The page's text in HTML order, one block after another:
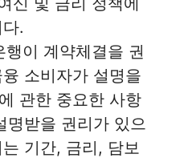
.
이 계약체결을 권
소비자가 설명을
관한 중요한 사항
명받을 권리가 있으
기간, 금리, 담보